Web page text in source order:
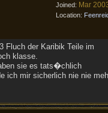
Joined: Mar
Location:
Fluch der Karibik Teile im
klasse.
sie es tats�chlich
ich mir sicherlich nie nie